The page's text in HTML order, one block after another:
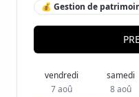
💰 Gestion de
vendredi
7 aoû
samedi
8 aoû